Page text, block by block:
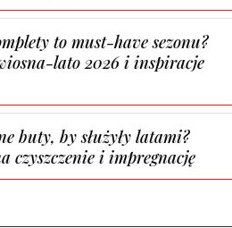
to must-have sezonu?
lato 2026 i inspiracje
buty, by służyły latami?
czyszczenie i impregnację